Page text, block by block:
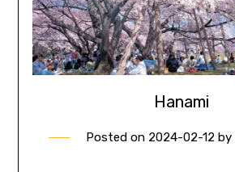
Hanami
Posted on 2024-02-12 by